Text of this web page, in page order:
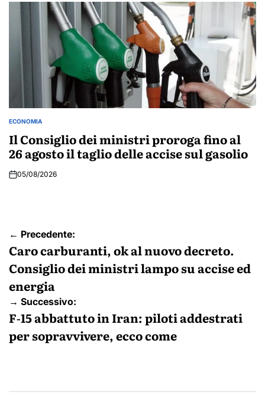
POSTED
IN
ECONOMIA
Il Consiglio dei ministri proroga fino al
26 agosto il taglio delle accise sul gasolio
05/08/2026
Navigazione
articoli
← Precedente:
Caro carburanti, ok al nuovo decreto.
Consiglio dei ministri lampo su accise ed
energia
→ Successivo:
F‑15 abbattuto in Iran: piloti addestrati
per sopravvivere, ecco come